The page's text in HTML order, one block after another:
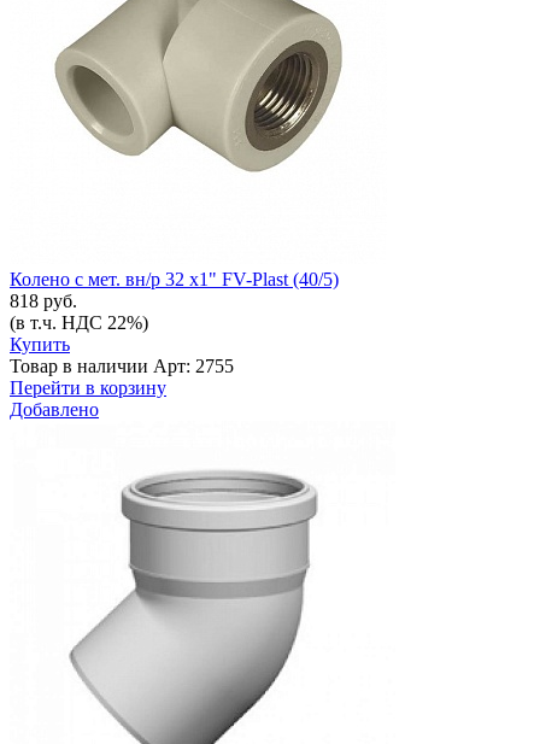
Колено с мет. вн/р 32 х1" FV-Plast (40/5)
818 руб.
(в т.ч. НДС 22%)
Купить
Товар в наличии Арт: 2755
Перейти в корзину
Добавлено